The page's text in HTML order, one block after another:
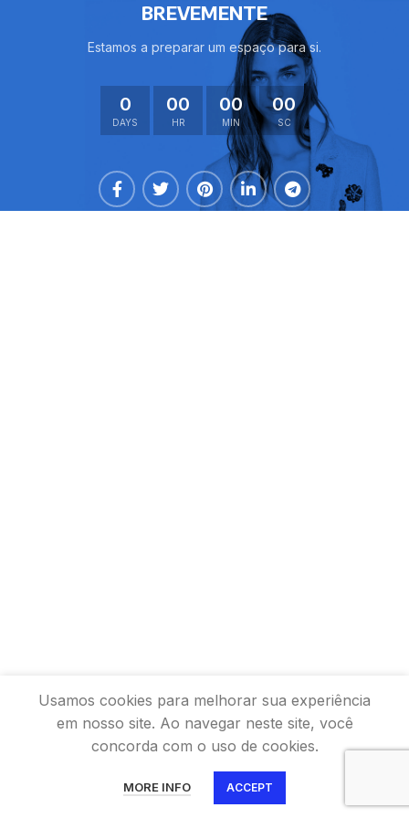
BREVEMENTE
Estamos a preparar um espaço para si.
0
DAYS
00
HR
00
MIN
00
SC
Usamos cookies para melhorar sua experiência
em nosso site. Ao navegar neste site, você
concorda com o uso de cookies.
MORE INFO ACCEPT
Cart My account